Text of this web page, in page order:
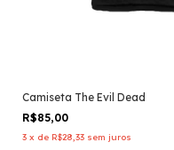
Camiseta The Evil Dead
R$85,00
3 x de R$28,33 sem juros